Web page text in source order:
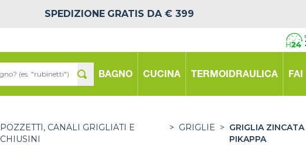
SPEDIZIONE GRATIS DA € 399
BAGNO CUCINA TERMOIDRAULICA FAI
POZZETTI, CANALI GRIGLIATI E
CHIUSINI
> GRIGLIE > GRIGLIA
PIKAPPA